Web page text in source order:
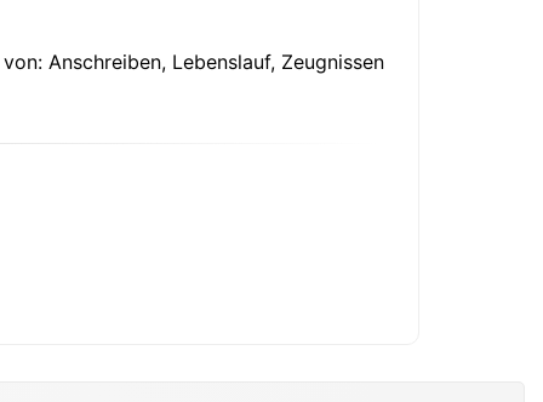
Anschreiben, Lebenslauf, Zeugnissen